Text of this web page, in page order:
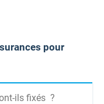
pour
ils fixés ?